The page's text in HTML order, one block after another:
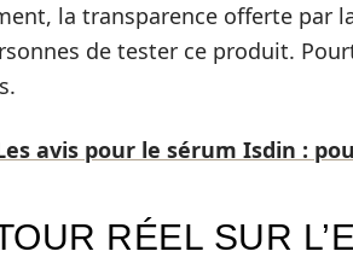
la transparence offerte par
de tester ce produit.
avis pour le sérum Isdin :
RÉEL SUR